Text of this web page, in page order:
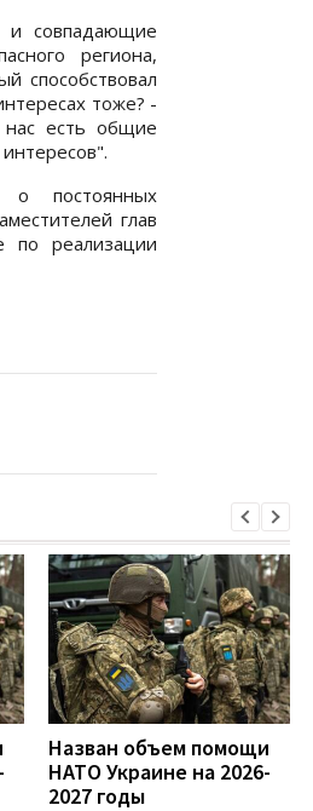
совпадающие
региона,
способствовал
тоже? -
есть общие
о постоянных
глав
по реализации
Назван объем помощи
НАТО Украине на 2026-
2027 годы